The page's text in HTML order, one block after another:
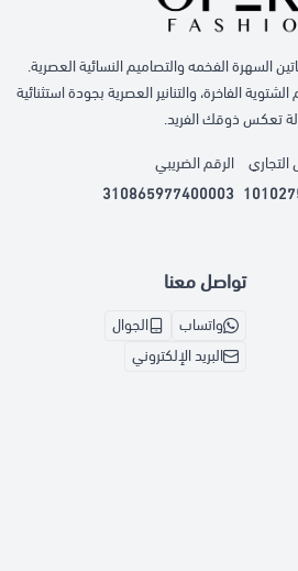
السهرة الفخمه والتصاميم النسائية العصرية.
الفاخرة، والتنانير العصرية بجودة استثنائية
تعكس ذوقك الفريد.
الرقم الضريبي
310865977400003
تواصل معنا
واتساب
الجوال
البريد الإلكتروني